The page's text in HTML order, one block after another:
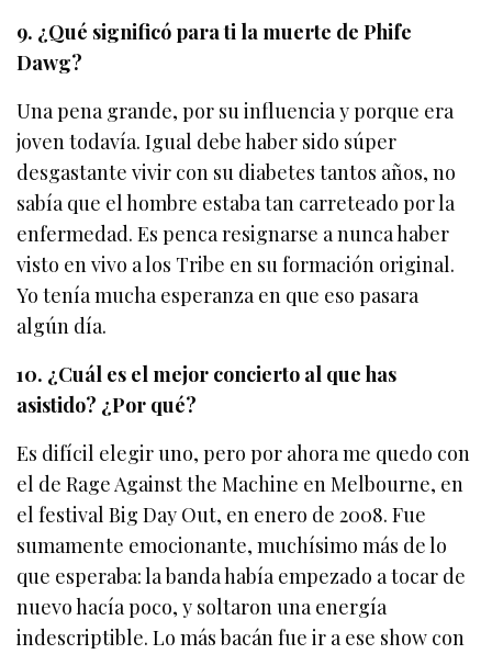
9. ¿Qué significó para ti la muerte de Phife
Dawg?
Una pena grande, por su influencia y porque era
joven todavía. Igual debe haber sido súper
desgastante vivir con su diabetes tantos años, no
sabía que el hombre estaba tan carreteado por la
enfermedad. Es penca resignarse a nunca haber
visto en vivo a los Tribe en su formación original.
Yo tenía mucha esperanza en que eso pasara
algún día.
10. ¿Cuál es el mejor concierto al que has
asistido? ¿Por qué?
Es difícil elegir uno, pero por ahora me quedo con
el de Rage Against the Machine en Melbourne, en
el festival Big Day Out, en enero de 2008. Fue
sumamente emocionante, muchísimo más de lo
que esperaba: la banda había empezado a tocar de
nuevo hacía poco, y soltaron una energía
indescriptible. Lo más bacán fue ir a ese show con